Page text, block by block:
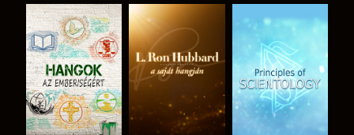
A SOROZAT
RÉSZEI
A SOROZAT
RÉSZEI
A SOROZAT
RÉSZEI